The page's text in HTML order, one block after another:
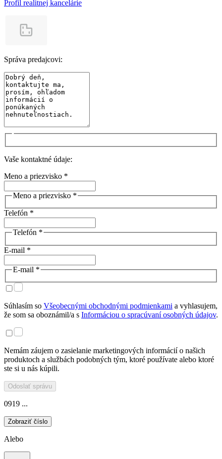
Profil realitnej kancelárie
Správa predajcovi:
Vaše kontaktné údaje:
Meno a priezvisko *
Meno a priezvisko *
Telefón *
Telefón *
E-mail *
E-mail *
Súhlasím so Všeobecnými obchodnými podmienkami a vyhlasujem,
že som sa oboznámil/a s Informáciou o spracúvaní osobných údajov.
Nemám záujem o zasielanie marketingových informácií o našich
produktoch a službách podobných tým, ktoré používate alebo ktoré
ste si u nás kúpili.
Odoslať správu
0919 ...
Zobraziť číslo
Alebo